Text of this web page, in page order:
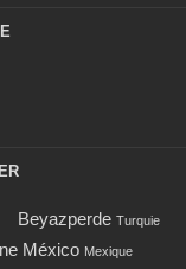
Beyazperde Turquie
México Mexique